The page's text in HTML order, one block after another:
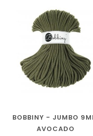
BOBBINY - JUMBO
AVOCADO